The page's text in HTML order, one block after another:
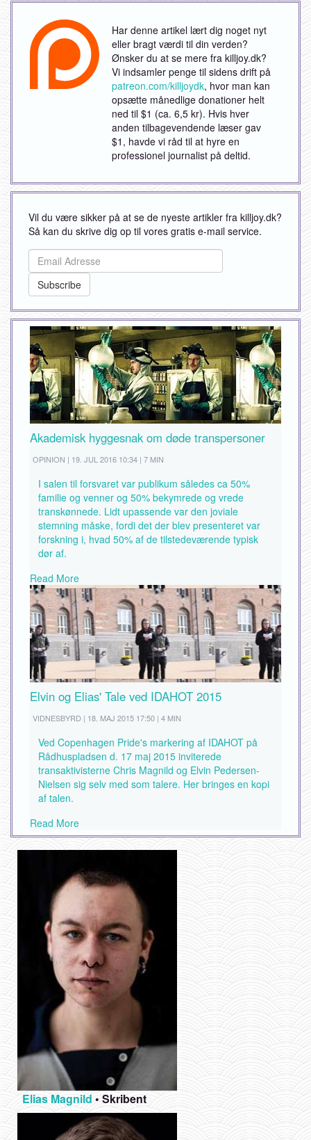
Har denne artikel lært dig noget nyt
eller bragt værdi til din verden?
Ønsker du at se mere fra killjoy.dk?
Vi indsamler penge til sidens drift på
patreon.com/killjoydk, hvor man kan
opsætte månedlige donationer helt
ned til $1 (ca. 6,5 kr). Hvis hver
anden tilbagevendende læser gav
$1, havde vi råd til at hyre en
professionel journalist på deltid.
Vil du være sikker på at se de nyeste artikler fra killjoy.dk?
Så kan du skrive dig op til vores gratis e-mail service.
Akademisk hyggesnak om døde transpersoner
OPINION | 19. JUL 2016 10:34 | 7 MIN
I salen til forsvaret var publikum således ca 50%
familie og venner og 50% bekymrede og vrede
transkønnede. Lidt upassende var den joviale
stemning måske, fordi det der blev presenteret var
forskning i, hvad 50% af de tilstedeværende typisk
dør af.
Read More
Elvin og Elias' Tale ved IDAHOT 2015
VIDNESBYRD | 18. MAJ 2015 17:50 | 4 MIN
Ved Copenhagen Pride's markering af IDAHOT på
Rådhuspladsen d. 17 maj 2015 inviterede
transaktivisterne Chris Magnild og Elvin Pedersen-
Nielsen sig selv med som talere. Her bringes en kopi
af talen.
Read More
Elias Magnild • Skribent